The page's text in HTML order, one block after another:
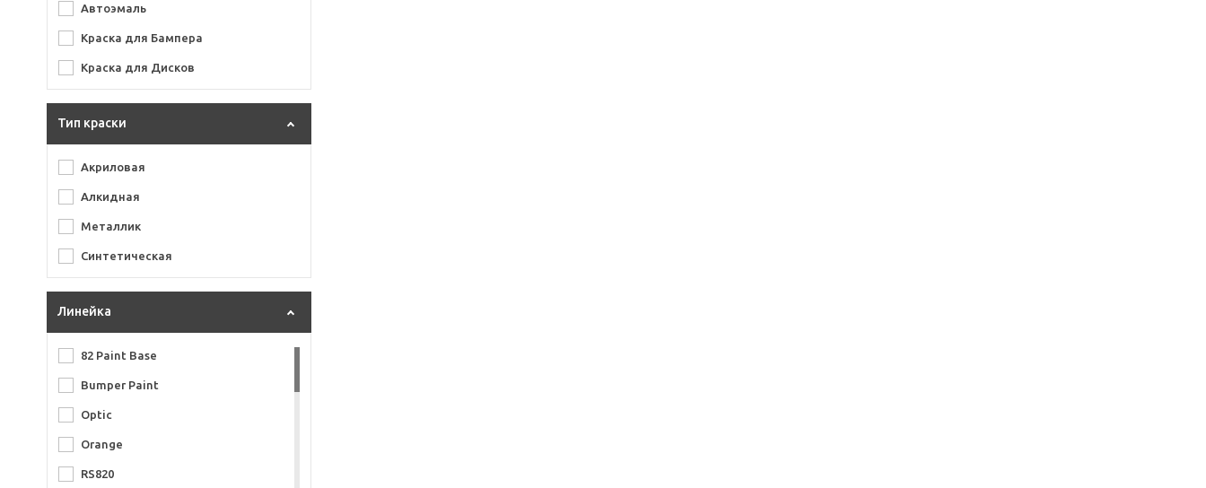
Автоэмаль
Краска для Бампера
Краска для Дисков
Тип краски
Акриловая
Алкидная
Металлик
Синтетическая
Линейка
82 Paint Base
Bumper Paint
Optic
Orange
RS820